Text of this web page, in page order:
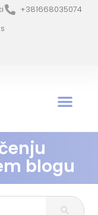
+381668035074
blogu